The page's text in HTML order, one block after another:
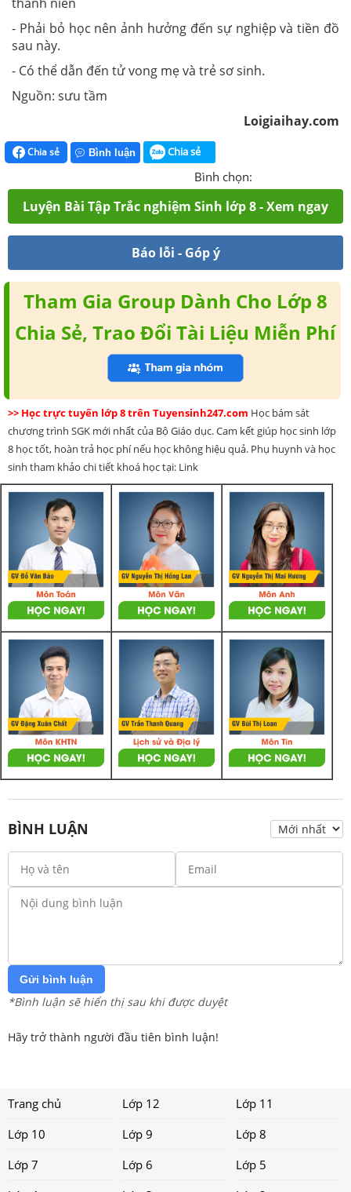
- Phải bỏ học nên ảnh hưởng đến sự nghiệp và tiền đồ
sau này.
- Có thể dẫn đến tử vong mẹ và trẻ sơ sinh.
Nguồn: sưu tầm
Loigiaihay.com
Chia sẻ Bình luận Chia sẻ
Bình chọn:
Luyện Bài Tập Trắc nghiệm Sinh lớp 8 - Xem ngay
Báo lỗi - Góp ý
Tham Gia Group Dành Cho Lớp 8
Chia Sẻ, Trao Đổi Tài Liệu Miễn Phí
>> Học trực tuyến lớp 8 trên Tuyensinh247.com Học bám sát
chương trình SGK mới nhất của Bộ Giáo dục. Cam kết giúp học sinh lớp
8 học tốt, hoàn trả học phí nếu học không hiệu quả. Phụ huynh và học
sinh tham khảo chi tiết khoá học tại: Link
BÌNH LUẬN
Gửi bình luận
*Bình luận sẽ hiển thị sau khi được duyệt
Hãy trở thành người đầu tiên bình luận!
Trang chủ Lớp 12
Lớp 11
Lớp 10
Lớp 9
Lớp 8
Lớp 7
Lớp 6
Lớp 5